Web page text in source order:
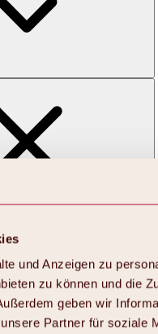
und Anzeigen zu
zu können und die
geben wir
Partner für soziale